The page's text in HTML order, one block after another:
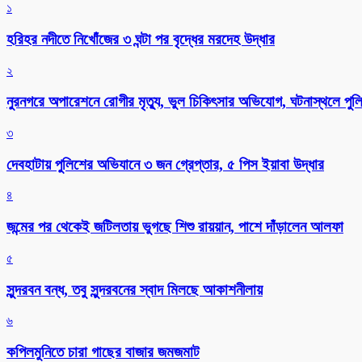
১
হরিহর নদীতে নিখোঁজের ৩ ঘন্টা পর বৃদ্ধের মরদেহ উদ্ধার
২
নুরনগরে অপারেশনে রোগীর মৃত্যু, ভুল চিকিৎসার অভিযোগ, ঘটনাস্থলে
৩
দেবহাটায় পুলিশের অভিযানে ৩ জন গ্রেপ্তার, ৫ পিস ইয়াবা উদ্ধার
৪
জন্মের পর থেকেই জটিলতায় ভুগছে শিশু রায়য়ান, পাশে দাঁড়ালেন আলফা
৫
সুন্দরবন বন্ধ, তবু সুন্দরবনের স্বাদ মিলছে আকাশনীলায়
৬
কপিলমুনিতে চারা গাছের বাজার জমজমাট